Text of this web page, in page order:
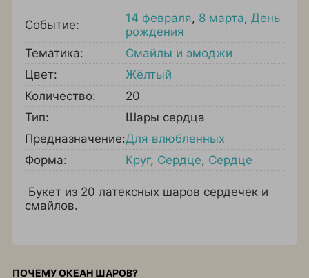
Событие: 14 февраля, 8 марта, День
рождения
Тематика:
Смайлы и эмоджи
Цвет:
Жёлтый
Количество:
20
Тип:
Шары сердца
Предназначение:Для влюбленных
Форма:
Круг, Сердце, Сердце
Букет из 20 латексных шаров сердечек и
смайлов.
ПОЧЕМУ ОКЕАН ШАРОВ?